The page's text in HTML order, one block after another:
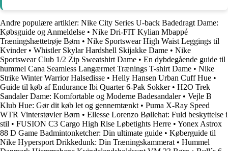
Andre populære artikler: Nike City Series U-back Badedragt Dame:
Købsguide og Anmeldelse • Nike Dri-FIT Kylian Mbappé
Træningshættetrøje Børn • Nike Sportswear High Waist Leggings til
Kvinder• Whistler Skylar Hardshell Skijakke Dame • Nike
Sportswear Club 1/2 Zip Sweatshirt Dame • En dybdegående guide til
hummel Cana Seamless Langærmet Trænings T-shirt Dame • Nike
Strike Winter Warrior Halsedisse • Helly Hansen Urban Cuff Hue •
Guide til køb af Endurance Ibi Quarter 6-Pak Sokker• H2O Trek
Sandaler Dame: Komfortable og Moderne Badesandaler• Vejle B
Klub Hue: Gør dit køb let og gennemtænkt • Puma X-Ray Speed
WTR Vinterstøvler Børn • Ellesse Lorenzo Bøllehat: Fuld beskyttelse i
stil • FUSION C3 Cargo High Rise Løbetights Herre • Yonex Astrox
88 D Game Badmintonketcher: Din ultimate guide • Køberguide til
Nike Hypersport Drikkedunk: Din Træningskammerat • Hummel